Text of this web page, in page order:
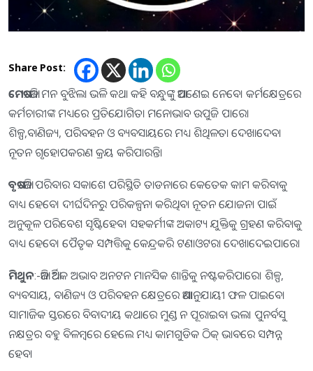
Share Post:
ମେଷ:-ଆଜି ମନ ବୁଝିଲା ଭଳି କଥା କହି ବନ୍ଧୁଙ୍କୁ ଆପଣେଇ ନେବେ। କର୍ମକ୍ଷେତ୍ରରେ
କର୍ମଚାରୀଙ୍କ ମଧ୍ୟରେ ପ୍ରତିଯୋଗିତା ମନୋଭାବ ଉପୁଜି ପାରେ।
ଶିଳ୍ପ,ବାଣିଜ୍ୟ, ପରିବହନ ଓ ବ୍ୟବସାୟରେ ମଧ୍ୟ ଶିଥିଳତା ଦେଖାଦେବ।
ନୂତନ ଗୃହୋପକରଣ କ୍ରୟ କରିପାରନ୍ତି।
ବୃଷ:-ଆଜି ପରିବାର ସକାଶେ ପରିସ୍ଥିତି ତାଡନାରେ କେତେକ କାମ କରିବାକୁ
ବାଧ୍ୟ ହେବେ। ଦୀର୍ଘଦିନରୁ ପରିକଳ୍ପନା କରିଥିବା ନୂତନ ଯୋଜନା ପାଇଁ
ଅନୁକୂଳ ପରିବେଶ ସୃଷ୍ଟିହେବ। ସହକର୍ମୀଙ୍କ ଅକାଟ୍ୟ ଯୁକ୍ତିକୁ ଗ୍ରହଣ କରିବାକୁ
ବାଧ୍ୟ ହେବେ। ପୈତୃକ ସମ୍ପତ୍ତିକୁ କେନ୍ଦ୍ରକରି ଟଣାଓଟରା ଦେଖାଦେଇପାରେ।
ମିଥୁନ:-ଆଜି ଆର୍ଥିକ ଅଭାବ ଅନଟନ ମାନସିକ ଶାନ୍ତିକୁ ନଷ୍ଟକରିପାରେ। ଶିଳ୍ପ,
ବ୍ୟବସାୟ, ବାଣିଜ୍ୟ ଓ ପରିବହନ କ୍ଷେତ୍ରରେ ଆଶାନୁଯାୟୀ ଫଳ ପାଇବେ।
ସାମାଜିକ ସ୍ତରରେ ବିବାଦୀୟ କଥାରେ ମୁଣ୍ଡ ନ ପୂରାଇବା ଭଲ। ପୁନର୍ବସୁ
ନକ୍ଷତ୍ରର ବହୁ ବିଳମ୍ବରେ ହେଲେ ମଧ୍ୟ କାମଗୁଡିକ ଠିକ୍‌ ଭାବରେ ସମ୍ପନ୍ନ
ହେବ।